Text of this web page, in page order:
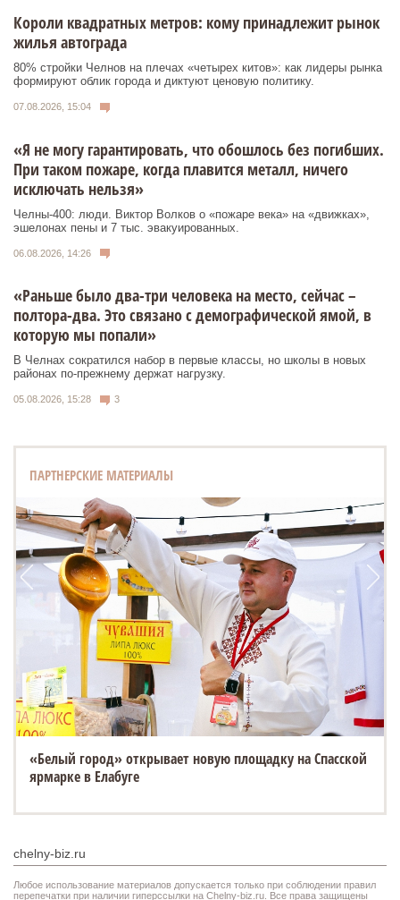
Короли квадратных метров: кому принадлежит рынок
жилья автограда
80% стройки Челнов на плечах «четырех китов»: как лидеры рынка
формируют облик города и диктуют ценовую политику.
07.08.2026, 15:04
«Я не могу гарантировать, что обошлось без погибших.
При таком пожаре, когда плавится металл, ничего
исключать нельзя»
Челны-400: люди. Виктор Волков о «пожаре века» на «движках»,
эшелонах пены и 7 тыс. эвакуированных.
06.08.2026, 14:26
«Раньше было два-три человека на место, сейчас –
полтора-два. Это связано с демографической ямой, в
которую мы попали»
В Челнах сократился набор в первые классы, но школы в новых
районах по-прежнему держат нагрузку.
05.08.2026, 15:28 3
ПАРТНЕРСКИЕ МАТЕРИАЛЫ
«Белый город» открывает новую площадку на Спасской
ярмарке в Елабуге
chelny-biz.ru
Любое использование материалов допускается только при соблюдении правил
перепечатки при наличии гиперссылки на Chelny-biz.ru. Все права защищены